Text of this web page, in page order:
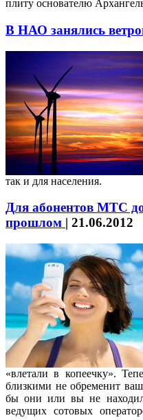
плиту основателю
В НАО занялись
так и для населения.
Для абонентов МТС
прошлом | 21.06.2012
«влетали в копеечку».
близкими не обременит
бы они или вы не
ведущих сотовых